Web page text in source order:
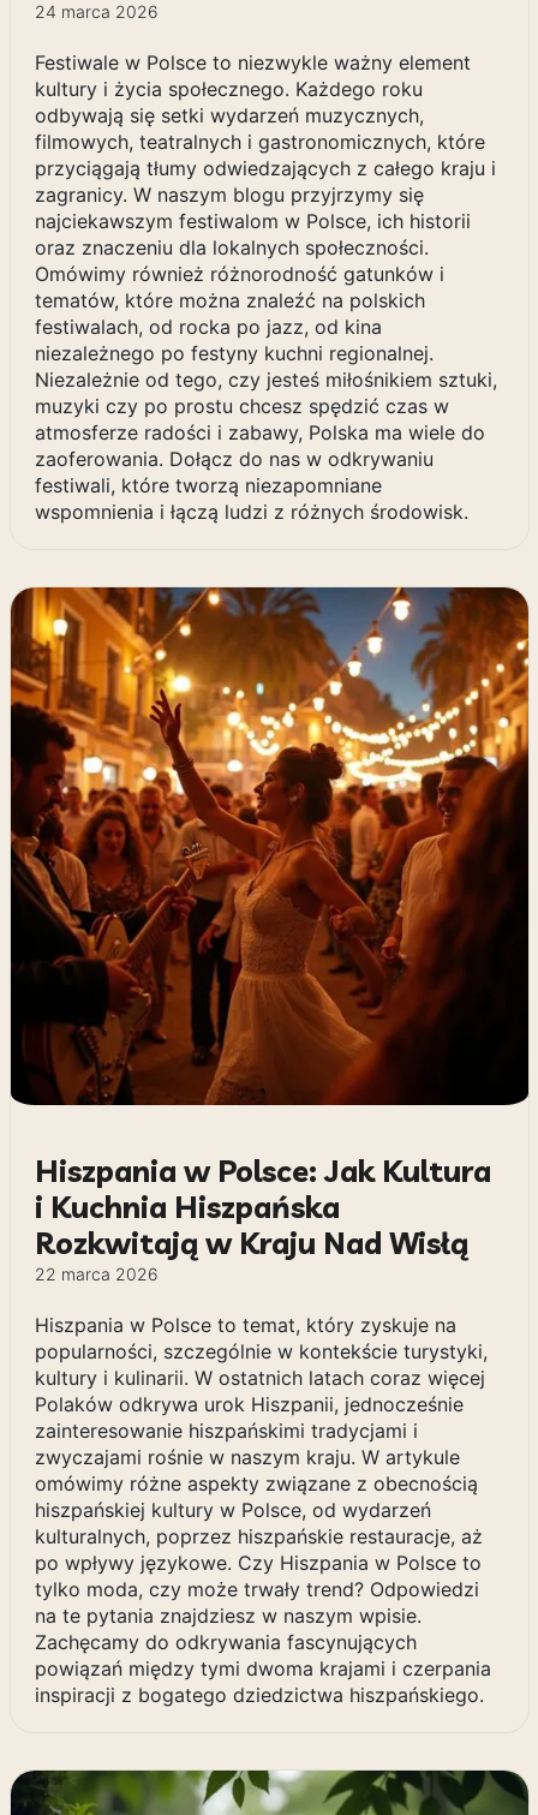
24 marca 2026
Festiwale w Polsce to niezwykle ważny element
kultury i życia społecznego. Każdego roku
odbywają się setki wydarzeń muzycznych,
filmowych, teatralnych i gastronomicznych, które
przyciągają tłumy odwiedzających z całego kraju i
zagranicy. W naszym blogu przyjrzymy się
najciekawszym festiwalom w Polsce, ich historii
oraz znaczeniu dla lokalnych społeczności.
Omówimy również różnorodność gatunków i
tematów, które można znaleźć na polskich
festiwalach, od rocka po jazz, od kina
niezależnego po festyny kuchni regionalnej.
Niezależnie od tego, czy jesteś miłośnikiem sztuki,
muzyki czy po prostu chcesz spędzić czas w
atmosferze radości i zabawy, Polska ma wiele do
zaoferowania. Dołącz do nas w odkrywaniu
festiwali, które tworzą niezapomniane
wspomnienia i łączą ludzi z różnych środowisk.
Hiszpania w Polsce: Jak Kultura
i Kuchnia Hiszpańska
Rozkwitają w Kraju Nad Wisłą
22 marca 2026
Hiszpania w Polsce to temat, który zyskuje na
popularności, szczególnie w kontekście turystyki,
kultury i kulinarii. W ostatnich latach coraz więcej
Polaków odkrywa urok Hiszpanii, jednocześnie
zainteresowanie hiszpańskimi tradycjami i
zwyczajami rośnie w naszym kraju. W artykule
omówimy różne aspekty związane z obecnością
hiszpańskiej kultury w Polsce, od wydarzeń
kulturalnych, poprzez hiszpańskie restauracje, aż
po wpływy językowe. Czy Hiszpania w Polsce to
tylko moda, czy może trwały trend? Odpowiedzi
na te pytania znajdziesz w naszym wpisie.
Zachęcamy do odkrywania fascynujących
powiązań między tymi dwoma krajami i czerpania
inspiracji z bogatego dziedzictwa hiszpańskiego.